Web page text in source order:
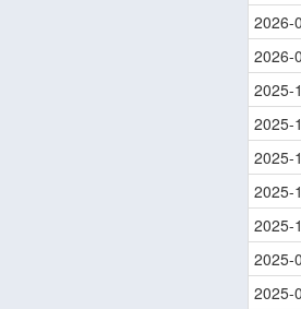
2026-
2026-
2025-
2025-
2025-
2025-
2025-
2025-
2025-